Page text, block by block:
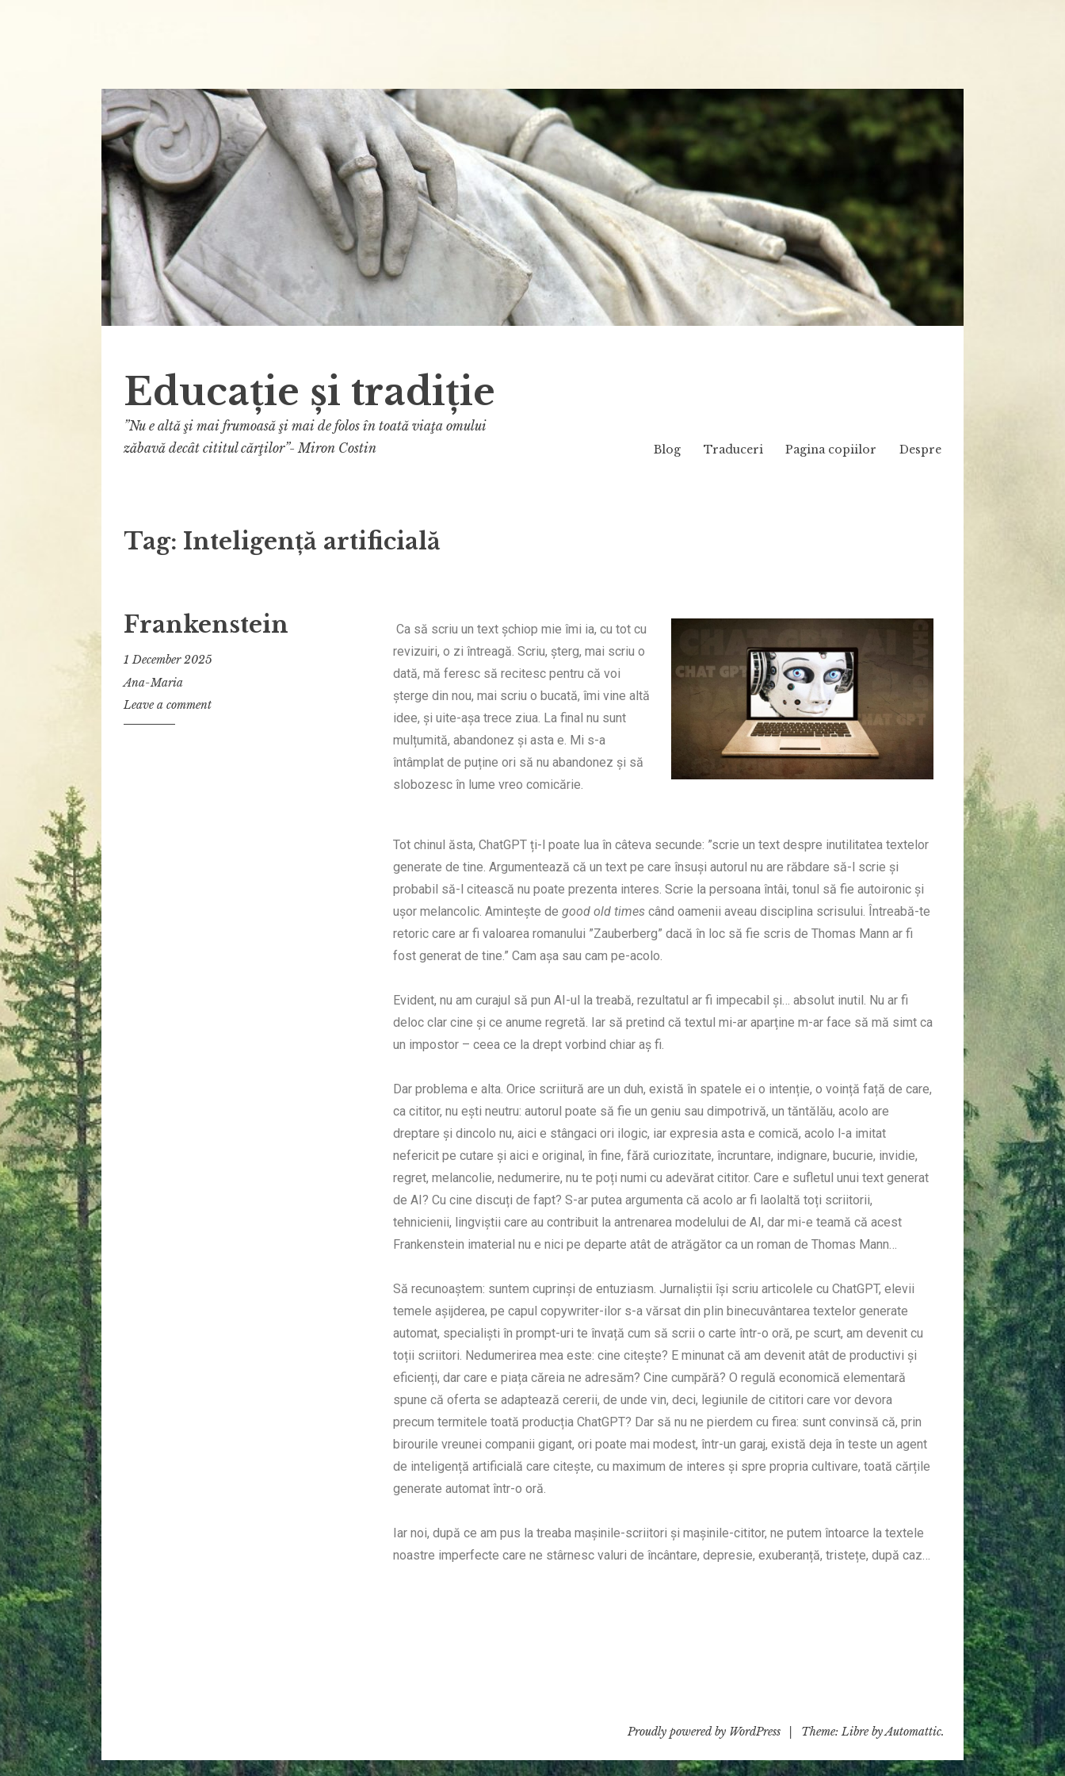
Educație și tradiție
”Nu e altă şi mai frumoasă şi mai de folos în toată viaţa omului
zăbavă decât cititul cărţilor”- Miron Costin
Blog Traduceri Pagina copiilor Despre
Tag: Inteligență artificială
Frankenstein
1 December 2025
Ana-Maria
Leave a comment
Ca să scriu un text șchiop mie îmi ia, cu tot cu
revizuiri, o zi întreagă. Scriu, șterg, mai scriu o
dată, mă feresc să recitesc pentru că voi
șterge din nou, mai scriu o bucată, îmi vine altă
idee, și uite-așa trece ziua. La final nu sunt
mulțumită, abandonez și asta e. Mi s-a
întâmplat de puține ori să nu abandonez și să
slobozesc în lume vreo comicărie.
Tot chinul ăsta, ChatGPT ți-l poate lua în câteva secunde: ”scrie un text despre inutilitatea textelor
generate de tine. Argumentează că un text pe care însuși autorul nu are răbdare să-l scrie și
probabil să-l citească nu poate prezenta interes. Scrie la persoana întâi, tonul să fie autoironic și
ușor melancolic. Amintește degood old times când oamenii aveau disciplina scrisului. Întreabă-te
retoric care ar fi valoarea romanului ”Zauberberg” dacă în loc să fie scris de Thomas Mann ar fi
fost generat de tine.” Cam așa sau cam pe-acolo.
Evident, nu am curajul să pun AI-ul la treabă, rezultatul ar fi impecabil și… absolut inutil. Nu ar fi
deloc clar cine și ce anume regretă. Iar să pretind că textul mi-ar aparține m-ar face să mă simt ca
un impostor – ceea ce la drept vorbind chiar aș fi.
Dar problema e alta. Orice scriitură are un duh, există în spatele ei o intenție, o voință față de care,
ca cititor, nu ești neutru: autorul poate să fie un geniu sau dimpotrivă, un tăntălău, acolo are
dreptare și dincolo nu, aici e stângaci ori ilogic, iar expresia asta e comică, acolo l-a imitat
nefericit pe cutare și aici e original, în fine, fără curiozitate, încruntare, indignare, bucurie, invidie,
regret, melancolie, nedumerire, nu te poți numi cu adevărat cititor. Care e sufletul unui text generat
de AI? Cu cine discuți de fapt? S-ar putea argumenta că acolo ar fi laolaltă toți scriitorii,
tehnicienii, lingviștii care au contribuit la antrenarea modelului de AI, dar mi-e teamă că acest
Frankenstein imaterial nu e nici pe departe atât de atrăgător ca un roman de Thomas Mann…
Să recunoaștem: suntem cuprinși de entuziasm. Jurnaliștii își scriu articolele cu ChatGPT, elevii
temele așijderea, pe capul copywriter-ilor s-a vărsat din plin binecuvântarea textelor generate
automat, specialiști în prompt-uri te învață cum să scrii o carte într-o oră, pe scurt, am devenit cu
toții scriitori. Nedumerirea mea este: cine citește? E minunat că am devenit atât de productivi și
eficienți, dar care e piața căreia ne adresăm? Cine cumpără? O regulă economică elementară
spune că oferta se adaptează cererii, de unde vin, deci, legiunile de cititori care vor devora
precum termitele toată producția ChatGPT? Dar să nu ne pierdem cu firea: sunt convinsă că, prin
birourile vreunei companii gigant, ori poate mai modest, într-un garaj, există deja în teste un agent
de inteligență artificială care citește, cu maximum de interes și spre propria cultivare, toată cărțile
generate automat într-o oră.
Iar noi, după ce am pus la treaba mașinile-scriitori și mașinile-cititor, ne putem întoarce la textele
noastre imperfecte care ne stârnesc valuri de încântare, depresie, exuberanță, tristețe, după caz…
Proudly powered by WordPress Theme: Libre byAutomattic.